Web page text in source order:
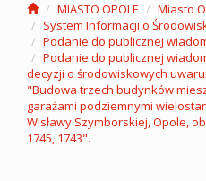
MIASTO OPOLE
Miasto
System Informacji o
Podanie do publicznej
Podanie do publicznej
decyzji o środowiskowych
"Budowa trzech budynków
garażami podziemnymi
Wisławy Szymborskiej, Opole,
1745, 1743".